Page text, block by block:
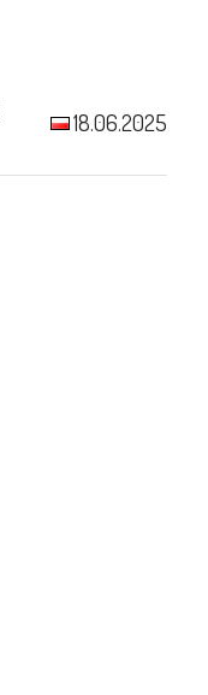
18.06.2025